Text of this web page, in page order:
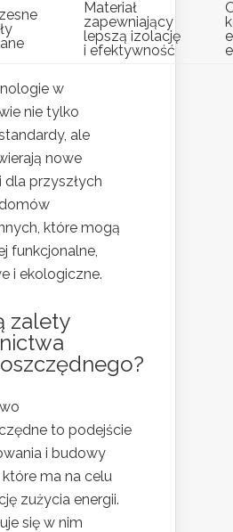
Materiał
zapewniający
lepszą izolację
i efektywność
w
nie tylko
ale
nowe
przyszłych
które mogą
funkcjonalne,
i ekologiczne.
zalety
to podejście
i budowy
ma na celu
zużycia energii.
się w nim